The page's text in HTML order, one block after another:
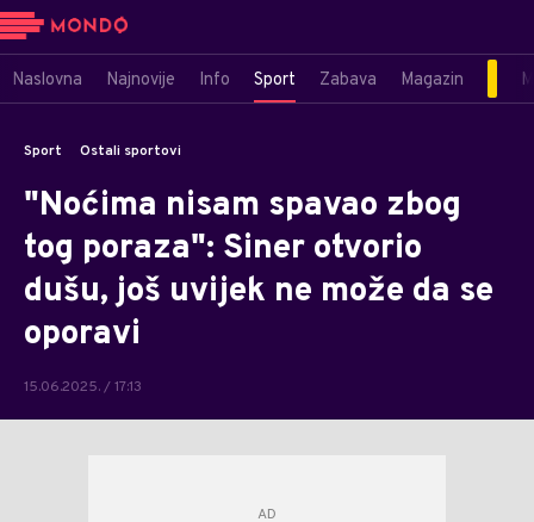
Naslovna Najnovije Info Sport Zabava Magazin
Sport Ostali sportovi
"Noćima nisam spavao zbog
tog poraza": Siner otvorio
dušu, još uvijek ne može da se
oporavi
15.06.2025. / 17:13